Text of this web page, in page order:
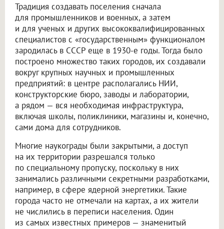
Традиция создавать поселения сначала
для промышленников и военных, а затем
и для ученых и других высококвалифицированных
специалистов с «государственным» функционалом
зародилась в СССР еще в 1930-е годы. Тогда было
построено множество таких городов, их создавали
вокруг крупных научных и промышленных
предприятий: в центре располагались НИИ,
конструкторские бюро, заводы и лаборатории,
а рядом — вся необходимая инфраструктура,
включая школы, поликлиники, магазины и, конечно,
сами дома для сотрудников.
Многие наукограды были закрытыми, а доступ
на их территории разрешался только
по специальному пропуску, поскольку в них
занимались различными секретными разработками,
например, в сфере ядерной энергетики. Такие
города часто не отмечали на картах, а их жители
не числились в переписи населения. Один
из самых известных примеров — знаменитый